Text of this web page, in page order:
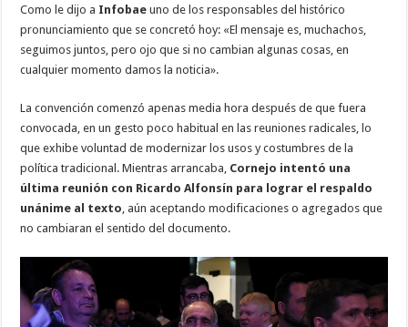
Como le dijo a Infobae uno de los responsables del histórico
pronunciamiento que se concretó hoy: «El mensaje es, muchachos,
seguimos juntos, pero ojo que si no cambian algunas cosas, en
cualquier momento damos la noticia».
La convención comenzó apenas media hora después de que fuera
convocada, en un gesto poco habitual en las reuniones radicales, lo
que exhibe voluntad de modernizar los usos y costumbres de la
política tradicional. Mientras arrancaba, Cornejo intentó una
última reunión con Ricardo Alfonsín para lograr el respaldo
unánime al texto , aún aceptando modificaciones o agregados que
no cambiaran el sentido del documento.